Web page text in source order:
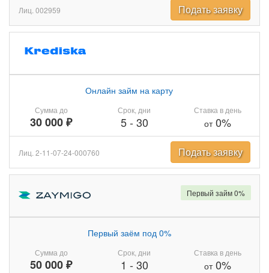
Лиц. 002959 Подать заявку
Сумма до
30 000 ₽
Онлайн займ на карту
Срок, дни
5- 30
Ставка в день
от0%
Лиц. 2-11-07-24-000760 Подать заявку
Сумма до
50 000 ₽
Первый заём под 0%
Срок, дни
1 - 30
Ставка в день
от0%
Первый займ 0%